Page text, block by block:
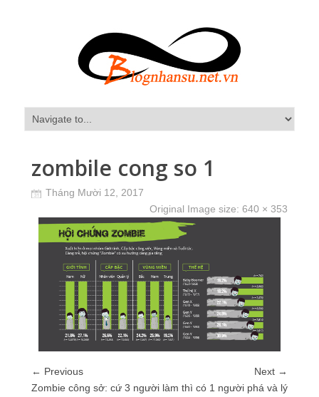
zombile cong so 1
Tháng Mười 12, 2017
Original Image size: 640 × 353
← Previous
Next →
Zombie công sở: cứ 3 người làm thì có 1 người phá và lý